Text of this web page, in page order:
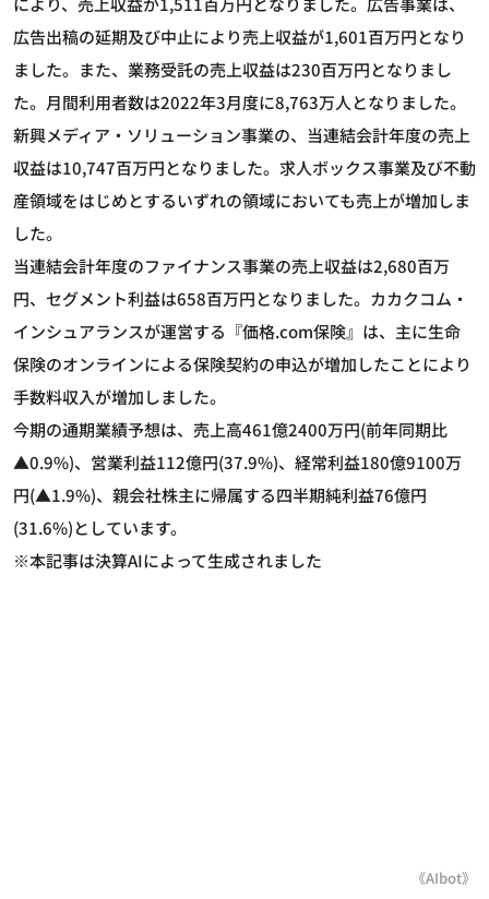
広告出稿の延期及び中止により売上収益が1,601百万円となり
ました。また、業務受託の売上収益は230百万円となりまし
た。月間利用者数は2022年3月度に8,763万人となりました。
新興メディア・ソリューション事業の、当連結会計年度の売上
収益は10,747百万円となりました。求人ボックス事業及び不動
産領域をはじめとするいずれの領域においても売上が増加しま
した。
当連結会計年度のファイナンス事業の売上収益は2,680百万
円、セグメント利益は658百万円となりました。カカクコム・
インシュアランスが運営する『価格.com保険』は、主に生命
保険のオンラインによる保険契約の申込が増加したことにより
手数料収入が増加しました。
今期の通期業績予想は、売上高461億2400万円(前年同期比
▲0.9%)、営業利益112億円(37.9%)、経常利益180億9100万
円(▲1.9%)、親会社株主に帰属する四半期純利益76億円
(31.6%)としています。
※本記事は決算AIによって生成されました
《AIbot》